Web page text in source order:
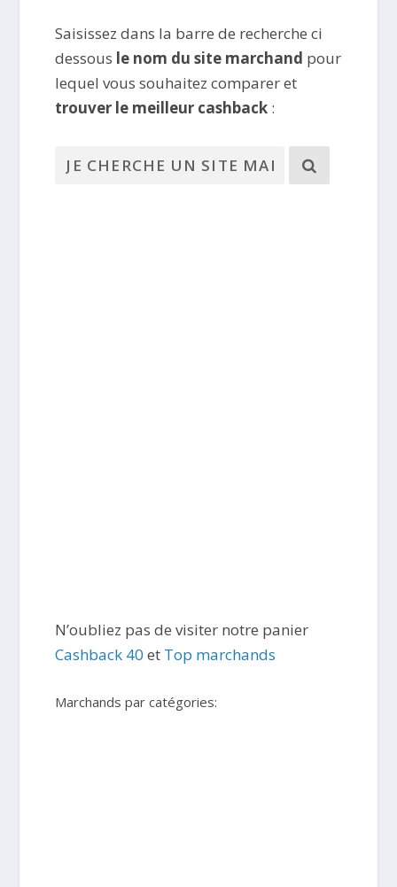
Saisissez dans la barre de recherche ci
dessous le nom du site marchand pour
lequel vous souhaitez comparer et
trouver le meilleur cashback :
N’oubliez pas de visiter notre panier
Cashback 40 et Top marchands
Marchands par catégories: